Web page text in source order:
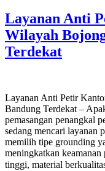
Layanan Anti
Wilayah
Terdekat
Layanan Anti Petir
Bandung Terdekat –
pemasangan penangkal
sedang mencari layanan
memilih tipe grounding
meningkatkan keamanan
tinggi, material